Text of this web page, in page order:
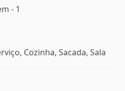
- 1
Cozinha, Sacada, Sala